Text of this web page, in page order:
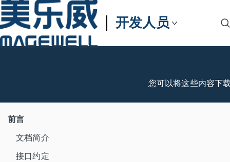
开发人员
您可以将这些内容下
前言
文档简介
接口约定